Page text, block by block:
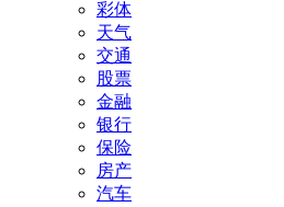
彩体
天气
交通
股票
金融
银行
保险
房产
汽车